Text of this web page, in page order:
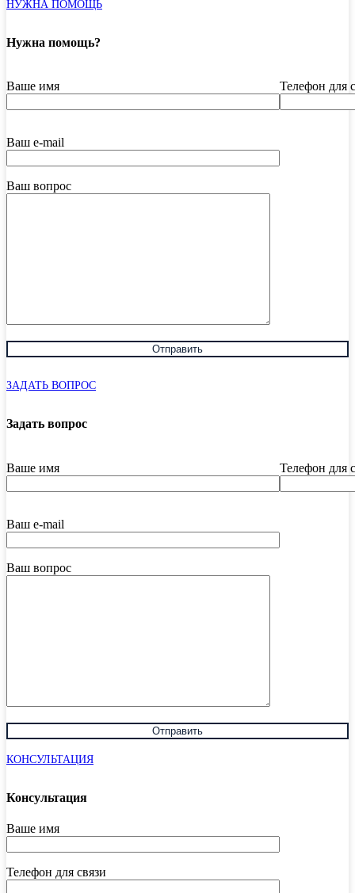
НУЖНА ПОМОЩЬ
Нужна помощь?
Ваше имя Телефон для
Ваш e-mail
Ваш вопрос
ЗАДАТЬ ВОПРОС
Задать вопрос
Ваше имя Телефон для
Ваш e-mail
Ваш вопрос
КОНСУЛЬТАЦИЯ
Консультация
Ваше имя
Телефон для связи